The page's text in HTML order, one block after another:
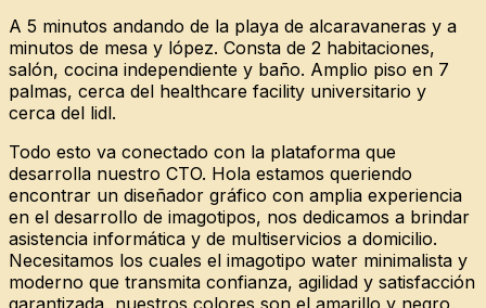
A 5 minutos andando de la playa de alcaravaneras y a
minutos de mesa y lópez. Consta de 2 habitaciones,
salón, cocina independiente y baño. Amplio piso en 7
palmas, cerca del healthcare facility universitario y
cerca del lidl.
Todo esto va conectado con la plataforma que
desarrolla nuestro CTO. Hola estamos queriendo
encontrar un diseñador gráfico con amplia experiencia
en el desarrollo de imagotipos, nos dedicamos a brindar
asistencia informática y de multiservicios a domicilio.
Necesitamos los cuales el imagotipo water minimalista y
moderno que transmita confianza, agilidad y satisfacción